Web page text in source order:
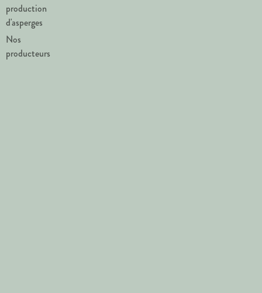
production
d'asperges
Nos
producteurs